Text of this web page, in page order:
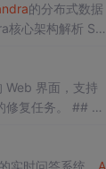
的分布式数据
Web 界面，支持
务。 ## 项
实时问答系统。 A